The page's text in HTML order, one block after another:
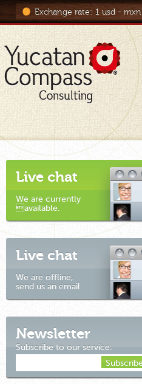
Exchange rate: 1 usd - mxn
Live chat
We are currently
available.
Live chat
We are offline,
send us an email.
Newsletter
Subscribe to our service.